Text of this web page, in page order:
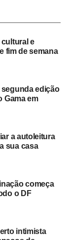
e
fim de semana
segunda edição
Gama em
a autoleitura
sua casa
começa
o DF
intimista